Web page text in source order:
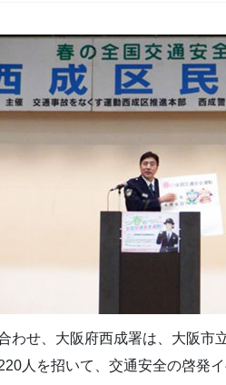
わせ、大阪府西成署は、大阪市
人を招いて、交通安全の啓発